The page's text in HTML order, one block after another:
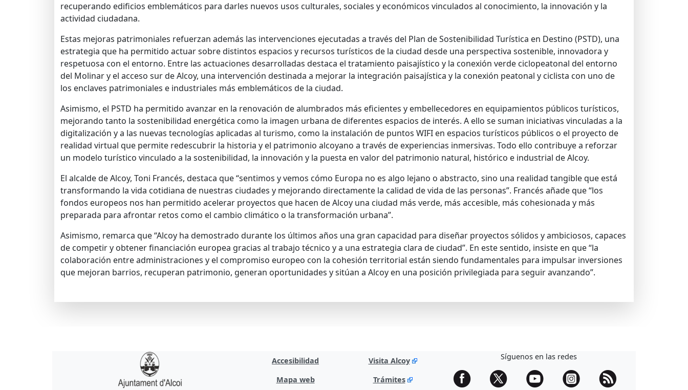
recuperando edificios emblemáticos para darles nuevos usos culturales, sociales y económicos vinculados al conocimiento, la innovación y la
actividad ciudadana.
Estas mejoras patrimoniales refuerzan además las intervenciones ejecutadas a través del Plan de Sostenibilidad Turística en Destino (PSTD), una
estrategia que ha permitido actuar sobre distintos espacios y recursos turísticos de la ciudad desde una perspectiva sostenible, innovadora y
respetuosa con el entorno. Entre las actuaciones desarrolladas destaca el tratamiento paisajístico y la conexión verde ciclopeatonal del entorno
del Molinar y el acceso sur de Alcoy, una intervención destinada a mejorar la integración paisajística y la conexión peatonal y ciclista con uno de
los enclaves patrimoniales e industriales más emblemáticos de la ciudad.
Asimismo, el PSTD ha permitido avanzar en la renovación de alumbrados más eficientes y embellecedores en equipamientos públicos turísticos,
mejorando tanto la sostenibilidad energética como la imagen urbana de diferentes espacios de interés. A ello se suman iniciativas vinculadas a la
digitalización y a las nuevas tecnologías aplicadas al turismo, como la instalación de puntos WIFI en espacios turísticos públicos o el proyecto de
realidad virtual que permite redescubrir la historia y el patrimonio alcoyano a través de experiencias inmersivas. Todo ello contribuye a reforzar
un modelo turístico vinculado a la sostenibilidad, la innovación y la puesta en valor del patrimonio natural, histórico e industrial de Alcoy.
El alcalde de Alcoy, Toni Francés, destaca que “sentimos y vemos cómo Europa no es algo lejano o abstracto, sino una realidad tangible que está
transformando la vida cotidiana de nuestras ciudades y mejorando directamente la calidad de vida de las personas”. Francés añade que “los
fondos europeos nos han permitido acelerar proyectos que hacen de Alcoy una ciudad más verde, más accesible, más cohesionada y más
preparada para afrontar retos como el cambio climático o la transformación urbana”.
Asimismo, remarca que “Alcoy ha demostrado durante los últimos años una gran capacidad para diseñar proyectos sólidos y ambiciosos, capaces
de competir y obtener financiación europea gracias al trabajo técnico y a una estrategia clara de ciudad”. En este sentido, insiste en que “la
colaboración entre administraciones y el compromiso europeo con la cohesión territorial están siendo fundamentales para impulsar inversiones
que mejoran barrios, recuperan patrimonio, generan oportunidades y sitúan a Alcoy en una posición privilegiada para seguir avanzando”.
Accesibilidad
Mapa web
Visita Alcoy
Trámites
Síguenos en las redes